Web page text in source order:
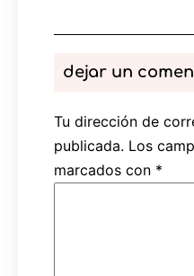
dejar un
Tu dirección de
publicada. Los
marcados con *